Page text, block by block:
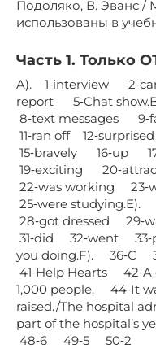
Подоляко, В. Эванс /
использованы в
Часть 1. Только
A). 1‑interview
report 5‑Chat
8‑text messages
11‑ran off
15‑bravely 16‑up
19‑exciting
22‑was working
25‑were
28‑got dressed
31‑did 32‑went
you doing.F). 36‑С
41‑Help Hearts
1,000 people. 44‑It
raised./The hospital
part of the hospital’s
48‑6 49‑5 50‑2